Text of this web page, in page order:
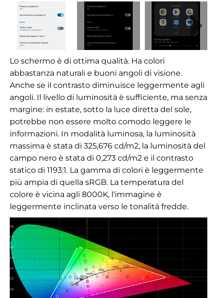
Lo schermo è di ottima qualità. Ha colori
abbastanza naturali e buoni angoli di visione.
Anche se il contrasto diminuisce leggermente agli
angoli. Il livello di luminosità è sufficiente, ma senza
margine: in estate, sotto la luce diretta del sole,
potrebbe non essere molto comodo leggere le
informazioni. In modalità luminosa, la luminosità
massima è stata di 325,676 cd/m2, la luminosità del
campo nero è stata di 0,273 cd/m2 e il contrasto
statico di 1193:1. La gamma di colori è leggermente
più ampia di quella sRGB. La temperatura del
colore è vicina agli 8000K, l'immagine è
leggermente inclinata verso le tonalità fredde.